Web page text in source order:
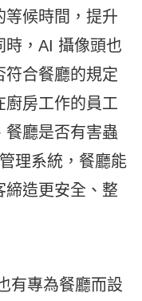
等候時間，提升
時，AI 攝像頭也
符合餐廳的規定
廚房工作的員工
餐廳是否有害蟲
理系統，餐廳能
締造更安全、整
有專為餐廳而設